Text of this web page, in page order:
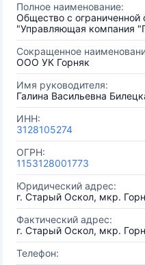
Полное наименование:
Общество с ограниченной
"Управляющая компания
Сокращенное
ООО УК Горняк
Имя руководителя:
Галина Васильевна
ИНН:
3128105274
ОГРН:
1153128001773
Юридический адрес:
г. Старый Оскол, мкр.
Фактический адрес:
г. Старый Оскол, мкр.
Телефон: